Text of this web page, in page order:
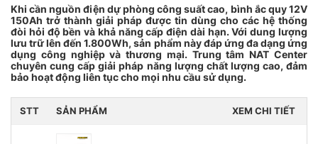
Khi cần nguồn điện dự phòng công suất cao, bình ắc quy 12V
150Ah trở thành giải pháp được tin dùng cho các hệ thống
đòi hỏi độ bền và khả năng cấp điện dài hạn. Với dung lượng
lưu trữ lên đến 1.800Wh, sản phẩm này đáp ứng đa dạng ứng
dụng công nghiệp và thương mại. Trung tâm NAT Center
chuyên cung cấp giải pháp năng lượng chất lượng cao, đảm
bảo hoạt động liên tục cho mọi nhu cầu sử dụng.
STT SẢN PHẨM XEM CHI TIẾT